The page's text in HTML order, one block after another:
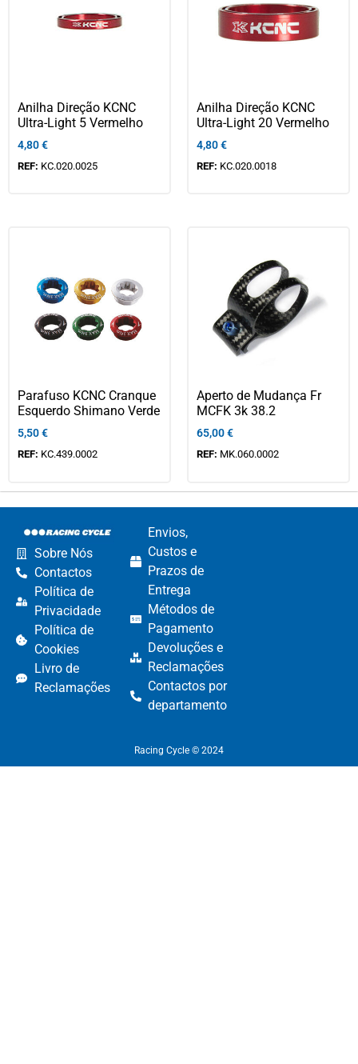
Anilha Direção KCNC
Ultra-Light 5 Vermelho
4,80€
REF: KC.020.0025
Anilha Direção KCNC
Ultra-Light 20 Vermelho
4,80€
REF: KC.020.0018
Parafuso KCNC Cranque
Esquerdo Shimano Verde
5,50€
REF: KC.439.0002
Aperto de Mudança Fr
MCFK 3k 38.2
65,00€
REF: MK.060.0002
Sobre Nós
Contactos
Política de
Privacidade
Política de
Cookies
Livro de
Reclamações
Envios,
Custos e
Prazos de
Entrega
Métodos de
Pagamento​
Devoluções e
Reclamações​
Contactos por
departamento​
Racing Cycle © 2024